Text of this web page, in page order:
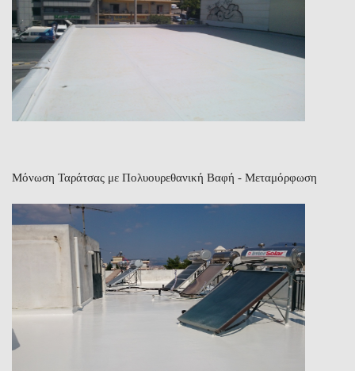
Μόνωση Ταράτσας με Πολυουρεθανική Βαφή - Μεταμόρφωση